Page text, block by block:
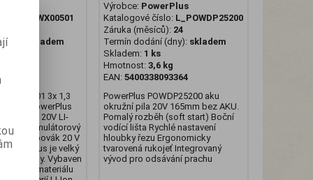
L_POWX00501
skladem
3x 1,3
+ kufr. PowerPlus
vrtačka 20V LI-
akumulátorový
šroubovák 20 V
je velký
dílny. Vybaven
bity z materiálu
Výrobce: PowerPlus
Katalogové číslo: L_POWDP25200
Záruka (měsíců): 24
Termín dodání (dny): skladem
Skladem: 1 ks
Hmotnost: 3,6 kg
EAN: 5400338093364
PowerPlus POWDP25200 aku
okružní pila 20V 165mm bez AKU.
Pomalý rozběh (soft start) Boční
vodící lišta Rychlé nastavení
hloubky řezu Ergonomicky
tvarovená rukojeť Integrovaný
vývod pro odsávání prachu